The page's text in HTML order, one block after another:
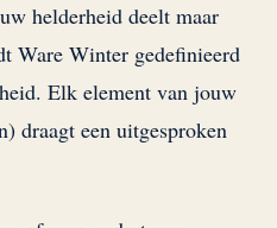
helderheid deelt maar
Ware Winter gedefinieerd
Elk element van jouw
draagt een uitgesproken